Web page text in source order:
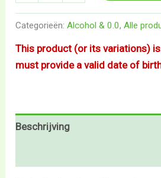
Categorieën:Alcohol & 0.0,Alle
This product (or its variations)
must provide a valid date of
Beschrijving